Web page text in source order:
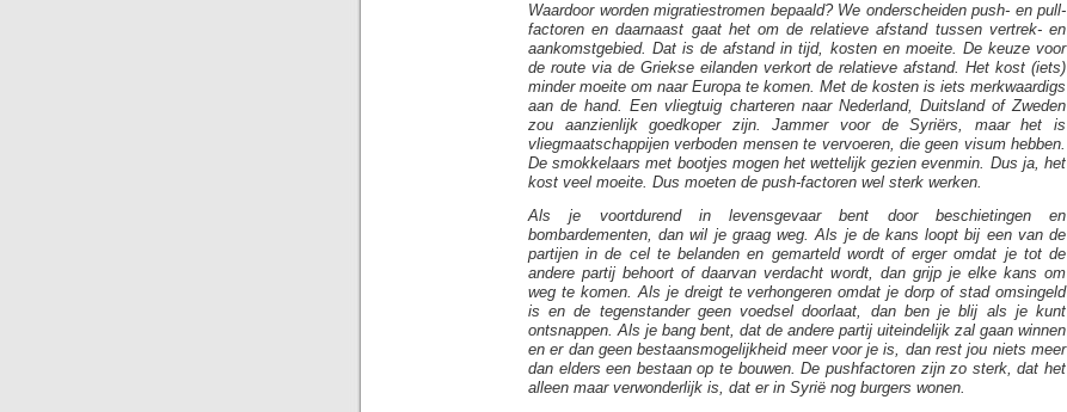
Waardoor worden migratiestromen bepaald? We onderscheiden push- en pull-
factoren en daarnaast gaat het om de relatieve afstand tussen vertrek- en
aankomstgebied. Dat is de afstand in tijd, kosten en moeite. De keuze voor
de route via de Griekse eilanden verkort de relatieve afstand. Het kost (iets)
minder moeite om naar Europa te komen. Met de kosten is iets merkwaardigs
aan de hand. Een vliegtuig charteren naar Nederland, Duitsland of Zweden
zou aanzienlijk goedkoper zijn. Jammer voor de Syriërs, maar het is
vliegmaatschappijen verboden mensen te vervoeren, die geen visum hebben.
De smokkelaars met bootjes mogen het wettelijk gezien evenmin. Dus ja, het
kost veel moeite. Dus moeten de push-factoren wel sterk werken.
Als je voortdurend in levensgevaar bent door beschietingen en
bombardementen, dan wil je graag weg. Als je de kans loopt bij een van de
partijen in de cel te belanden en gemarteld wordt of erger omdat je tot de
andere partij behoort of daarvan verdacht wordt, dan grijp je elke kans om
weg te komen. Als je dreigt te verhongeren omdat je dorp of stad omsingeld
is en de tegenstander geen voedsel doorlaat, dan ben je blij als je kunt
ontsnappen. Als je bang bent, dat de andere partij uiteindelijk zal gaan winnen
en er dan geen bestaansmogelijkheid meer voor je is, dan rest jou niets meer
dan elders een bestaan op te bouwen. De pushfactoren zijn zo sterk, dat het
alleen maar verwonderlijk is, dat er in Syrië nog burgers wonen.